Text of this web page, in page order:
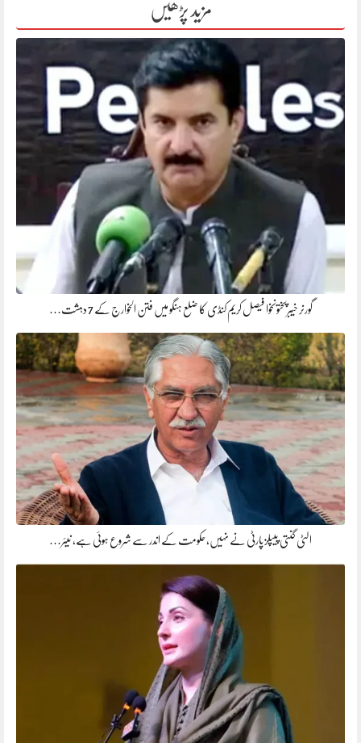
مزید پڑھیں
گورنر خیبرپختونخوا فیصل کریم کنڈی کا ضلع ہنگو میں فتن الخوارج کے 7 دہشت…
الٹی گنتی پیپلز پارٹی نے نہیں، حکومت کے اندر سے شروع ہوئی ہے، نیئر…